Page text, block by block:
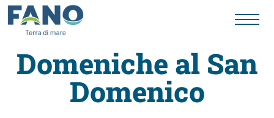
Fano
Domeniche al San
Domenico